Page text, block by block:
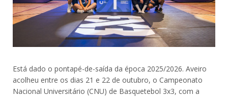
Está dado o pontapé-de-saída da época 2025/2026. Aveiro
acolheu entre os dias 21 e 22 de outubro, o Campeonato
Nacional Universitário (CNU) de Basquetebol 3x3, com a